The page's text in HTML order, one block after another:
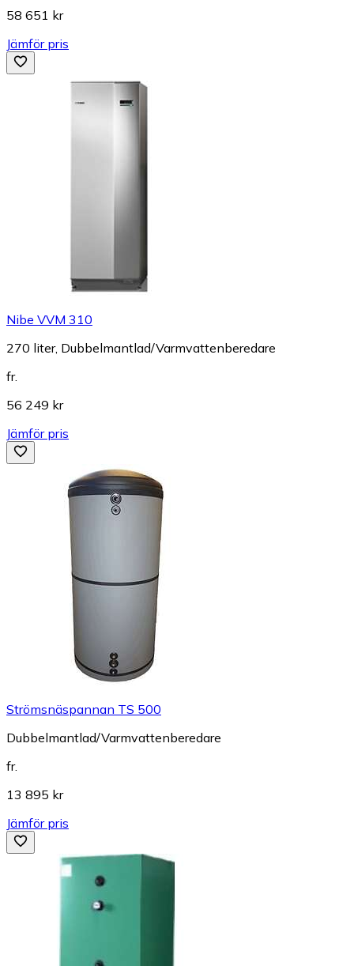
58 651 kr
Jämför pris
Nibe VVM 310
270 liter, Dubbelmantlad/Varmvattenberedare
fr.
56 249 kr
Jämför pris
Strömsnäspannan TS 500
Dubbelmantlad/Varmvattenberedare
fr.
13 895 kr
Jämför pris